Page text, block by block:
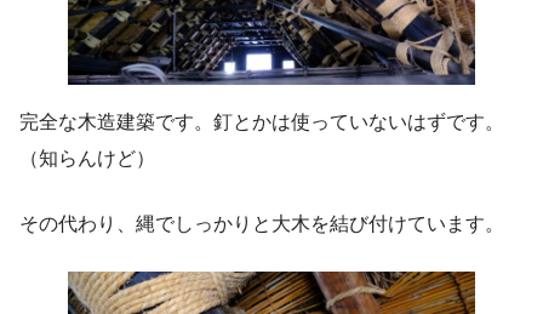
完全な木造建築です。釘とかは使っていないはずです。
（知らんけど）
その代わり、縄でしっかりと大木を結び付けています。